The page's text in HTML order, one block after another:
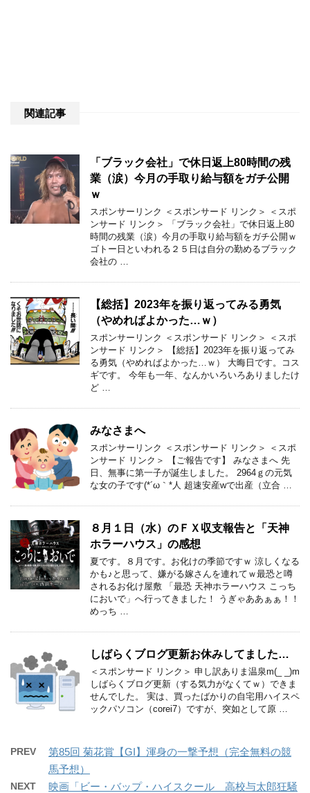
関連記事
「ブラック会社」で休日返上80時間の残
業（涙）今月の手取り給与額をガチ公開
ｗ
スポンサーリンク ＜スポンサード リンク＞ ＜スポ
ンサード リンク＞ 「ブラック会社」で休日返上80
時間の残業（涙）今月の手取り給与額をガチ公開ｗ
ゴトー日といわれる２５日は自分の勤めるブラック
会社の …
【総括】2023年を振り返ってみる勇気
（やめればよかった…ｗ）
スポンサーリンク ＜スポンサード リンク＞ ＜スポ
ンサード リンク＞ 【総括】2023年を振り返ってみ
る勇気（やめればよかった…ｗ） 大晦日です。コス
ギです。 今年も一年、なんかいろいろありましたけ
ど …
みなさまへ
スポンサーリンク ＜スポンサード リンク＞ ＜スポ
ンサード リンク＞ 【ご報告です】 みなさまへ 先
日、無事に第一子が誕生しました。 2964ｇの元気
な女の子です(*´ω｀*人 超速安産wで出産（立合 …
８月１日（水）のＦＸ収支報告と「天神
ホラーハウス」の感想
夏です。８月です。お化けの季節ですｗ 涼しくなる
かも♪と思って、嫌がる嫁さんを連れてｗ最恐と噂
されるお化け屋敷 「最恐 天神ホラーハウス こっち
においで」へ行ってきました！ うぎゃああぁぁ！！
めっち …
しばらくブログ更新お休みしてました…
＜スポンサード リンク＞ 申し訳ありま温泉m(_ _)m
しばらくブログ更新（する気力がなくてｗ）できま
せんでした。 実は、買ったばかりの自宅用ハイスペ
ックパソコン（corei7）ですが、突如として原 …
PREV
第85回 菊花賞【GI】渾身の一撃予想（完全無料の競
馬予想）
NEXT
映画「ビー・バップ・ハイスクール 高校与太郎狂騒